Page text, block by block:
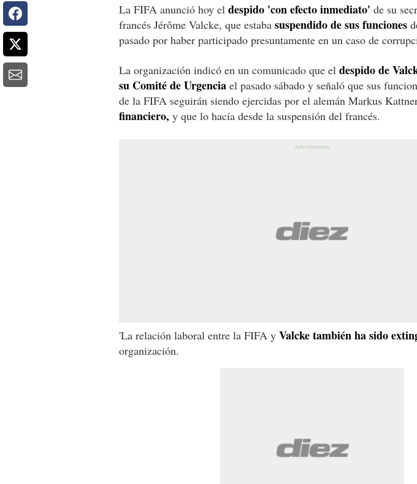
La FIFA anunció hoy el despido 'con efecto inmediato' de su
francés Jérôme Valcke, que estaba suspendido de sus funciones
pasado por haber participado presuntamente en un caso de
La organización indicó en un comunicado que el despido de
su Comité de Urgencia el pasado sábado y señaló que sus
de la FIFA seguirán siendo ejercidas por el alemán Markus
financiero, y que lo hacía desde la suspensión del francés.
'La relación laboral entre la FIFA y Valcke también ha sido
organización.